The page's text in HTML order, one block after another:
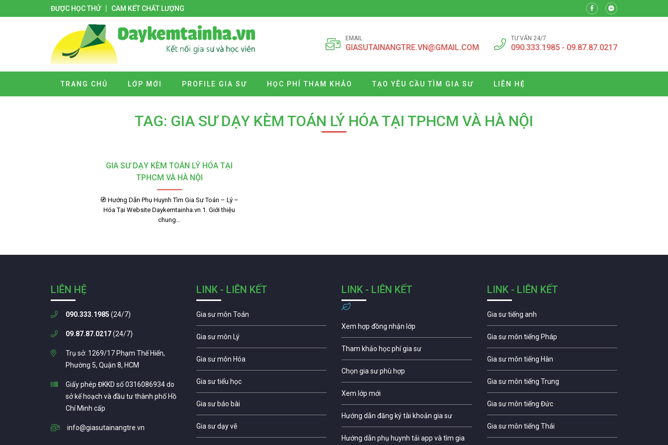
ĐƯỢC HỌC THỬ CAM KẾT CHẤT LƯỢNG
EMAIL
GIASUTAINANGTRE.VN@GMAIL.COM
TƯ VẤN 24/7
090.333.1985 - 09.87.87.0217
TRANG CHỦ LỚP MỚI PROFILE GIA SƯ HỌC PHÍ THAM KHẢO TẠO YÊU CẦU TÌM GIA SƯ LIÊN HỆ
TAG: GIA SƯ DẠY KÈM TOÁN LÝ HÓA TẠI TPHCM VÀ HÀ NỘI
GIA SƯ DẠY KÈM TOÁN LÝ HÓA TẠI
TPHCM VÀ HÀ NỘI
🧭 Hướng Dẫn Phụ Huynh Tìm Gia Sư Toán – Lý –
Hóa Tại Website Daykemtainha.vn 1. Giới thiệu
chung…
LIÊN HỆ
090.333.1985 (24/7)
09.87.87.0217(24/7)
Trụ sở: 1269/17 Phạm Thế Hiển,
Phường 5, Quận 8, HCM
Giấy phép ĐKKD số 0316086934 do
sở kế hoạch và đầu tư thành phố Hồ
Chí Minh cấp
info@giasutainangtre.vn
LINK - LIÊN KẾT
Gia sư môn Toán
Gia sư môn Lý
Gia sư môn Hóa
Gia sư tiểu học
Gia sư báo bài
Gia sư dạy vẽ
LINK - LIÊN KẾT
Xem hợp đồng nhận lớp
Tham khảo học phí gia sư
Chọn gia sư phù hợp
Xem lớp mới
Hướng dẫn đăng ký tài khoản gia sư
Hướng dẫn phụ huynh tải app và tìm gia
LINK - LIÊN KẾT
Gia sư tiếng anh
Gia sư môn tiếng Pháp
Gia sư môn tiếng Hàn
Gia sư môn tiếng Trung
Gia sư môn tiếng Đức
Gia sư môn tiếng Thái